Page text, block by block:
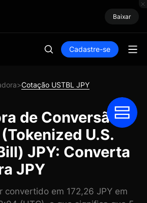
Baixar
Cadastre-se
>Cotação USTBL JPY
de Conversão
U.S.
JPY: Converta
JPY
convertido em 172,26 JPY em